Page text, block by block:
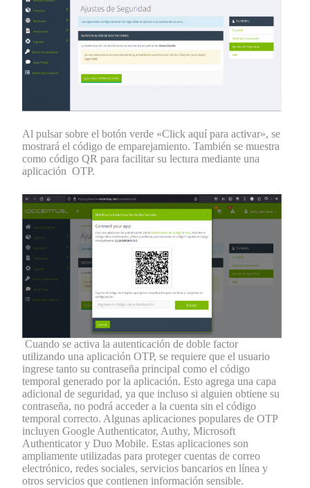
Al pulsar sobre el botón verde «Click aquí para activar», se
mostrará el código de emparejamiento. También se muestra
como código QR para facilitar su lectura mediante una
aplicación OTP.
Cuando se activa la autenticación de doble factor
utilizando una aplicación OTP, se requiere que el usuario
ingrese tanto su contraseña principal como el código
temporal generado por la aplicación. Esto agrega una capa
adicional de seguridad, ya que incluso si alguien obtiene su
contraseña, no podrá acceder a la cuenta sin el código
temporal correcto. Algunas aplicaciones populares de OTP
incluyen Google Authenticator, Authy, Microsoft
Authenticator y Duo Mobile. Estas aplicaciones son
ampliamente utilizadas para proteger cuentas de correo
electrónico, redes sociales, servicios bancarios en línea y
otros servicios que contienen información sensible.